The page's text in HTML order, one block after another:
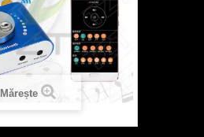
Mărește